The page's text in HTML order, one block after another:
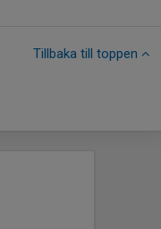
Tillbaka till toppen